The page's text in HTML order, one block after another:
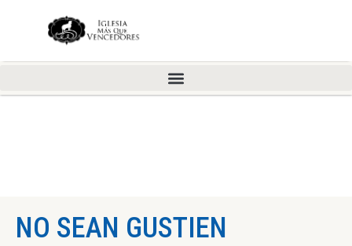
NO SEAN GUSTIEN